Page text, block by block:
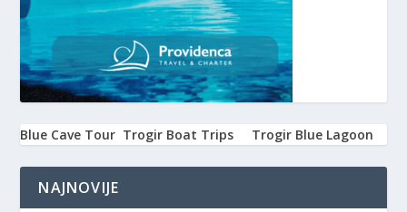
Blue Cave Tour Trogir Boat Trips Trogir Blue Lagoon
NAJNOVIJE